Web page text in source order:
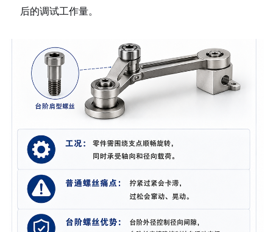
后的调试工作量。